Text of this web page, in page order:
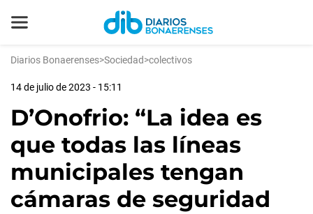
Diarios Bonaerenses>Sociedad>colectivos
14 de julio de 2023 - 15:11
D’Onofrio: “La idea es
que todas las líneas
municipales tengan
cámaras de seguridad